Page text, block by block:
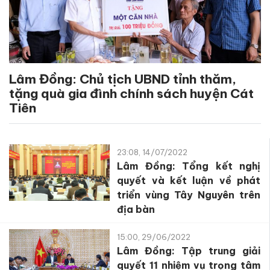
Lâm Đồng: Chủ tịch UBND tỉnh thăm,
tặng quà gia đình chính sách huyện Cát
Tiên
23:08, 14/07/2022
Lâm Đồng: Tổng kết nghị
quyết và kết luận về phát
triển vùng Tây Nguyên trên
địa bàn
15:00, 29/06/2022
Lâm Đồng: Tập trung giải
quyết 11 nhiệm vụ trọng tâm